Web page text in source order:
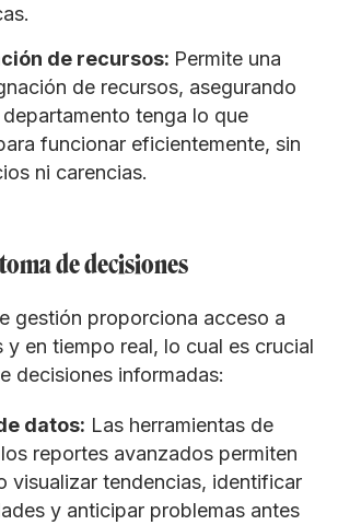
de recursos: Permite una
de recursos, asegurando
tenga lo que
funcionar eficientemente, sin
ni carencias.
de decisiones
gestión proporciona acceso a
y en tiempo real, lo cual es crucial
decisiones informadas:
datos: Las herramientas de
reportes avanzados permiten
visualizar tendencias, identificar
y anticipar problemas antes